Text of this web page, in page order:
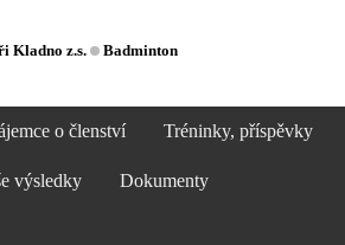
Kladno z.s. Badminton
o členství Tréninky, příspěvky
výsledky Dokumenty